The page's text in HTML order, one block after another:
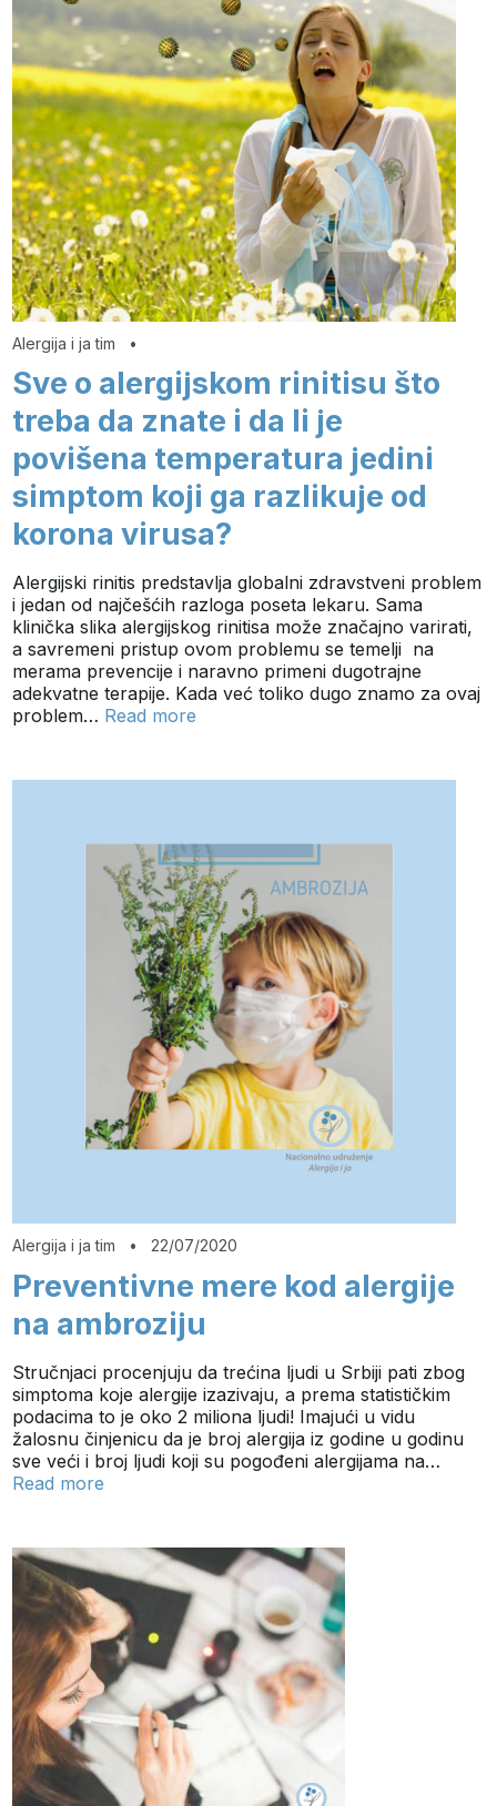
Alergija i ja tim •
Sve o alergijskom rinitisu što
treba da znate i da li je
povišena temperatura jedini
simptom koji ga razlikuje od
korona virusa?
Alergijski rinitis predstavlja globalni zdravstveni problem
i jedan od najčešćih razloga poseta lekaru. Sama
klinička slika alergijskog rinitisa može značajno varirati,
a savremeni pristup ovom problemu se temelji na
merama prevencije i naravno primeni dugotrajne
adekvatne terapije. Kada već toliko dugo znamo za ovaj
problem… Read more
Alergija i ja tim • 22/07/2020
Preventivne mere kod alergije
na ambroziju
Stručnjaci procenjuju da trećina ljudi u Srbiji pati zbog
simptoma koje alergije izazivaju, a prema statističkim
podacima to je oko 2 miliona ljudi! Imajući u vidu
žalosnu činjenicu da je broj alergija iz godine u godinu
sve veći i broj ljudi koji su pogođeni alergijama na…
Read more